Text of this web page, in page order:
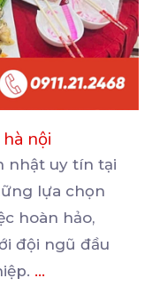
nội
nhật uy tín tại
lựa chọn
hoàn hảo,
đội ngũ đầu
...